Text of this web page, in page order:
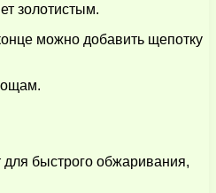
золотистым.
можно добавить щепотку
быстрого обжаривания,